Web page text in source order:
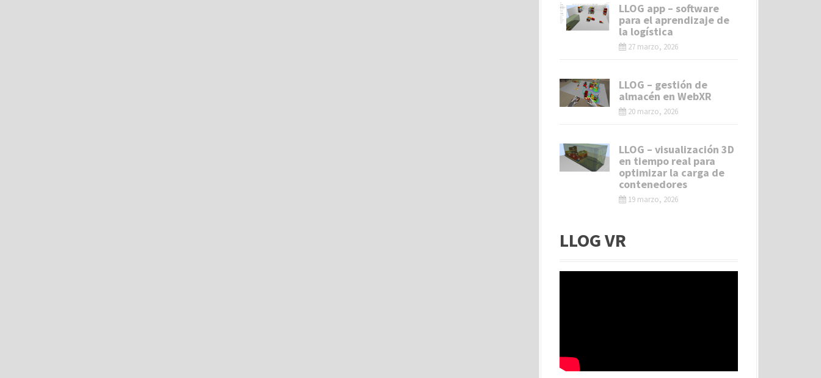
LLOG app – software
para el aprendizaje de
la logística
27 marzo, 2026
LLOG – gestión de
almacén en WebXR
20 marzo, 2026
LLOG – visualización 3D
en tiempo real para
optimizar la carga de
contenedores
19 marzo, 2026
LLOG VR